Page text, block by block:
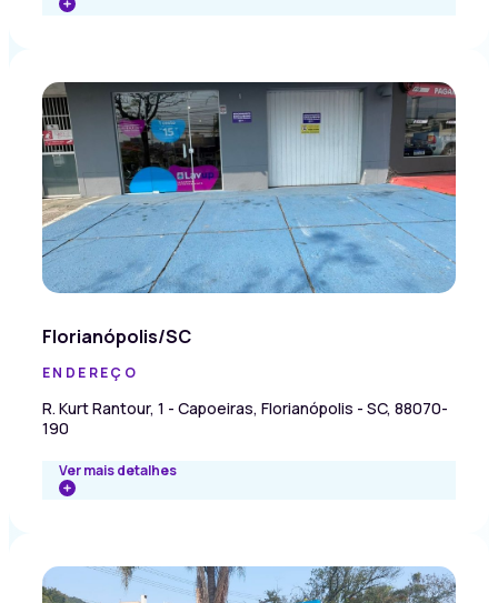
Florianópolis/SC
ENDEREÇO
R. Kurt Rantour, 1 - Capoeiras, Florianópolis - SC, 88070-
190
Ver mais detalhes